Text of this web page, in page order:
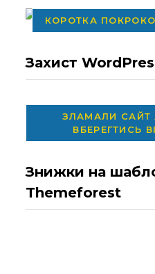
КОРОТКА
Захист
ЗЛАМАЛИ САЙТ
ВБЕРЕГТИСЬ
Знижки на
Themeforest